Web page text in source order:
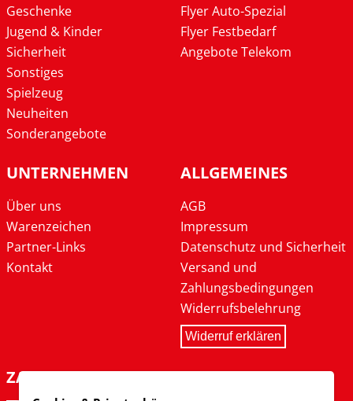
Geschenke
Jugend & Kinder
Sicherheit
Sonstiges
Spielzeug
Neuheiten
Sonderangebote
Flyer Auto-Spezial
Flyer Festbedarf
Angebote Telekom
UNTERNEHMEN
Über uns
Warenzeichen
Partner-Links
Kontakt
ALLGEMEINES
AGB
Impressum
Datenschutz und Sicherheit
Versand und
Zahlungsbedingungen
Widerrufsbelehrung
Widerruf erklären
ZAHLARTEN